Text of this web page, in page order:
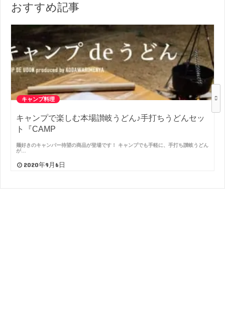
おすすめ記事
キャンプ料理
キャンプで楽しむ本場讃岐うどん♪手打ちうどんセッ
ト『CAMP
麺好きのキャンパー待望の商品が登場です！ キャンプでも手軽に、手打ち讃岐うどん
が…
2020年9月6日